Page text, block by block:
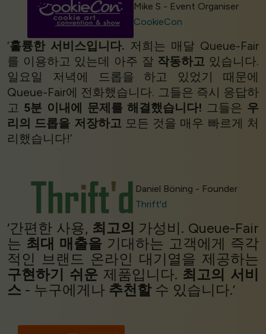
Mike S - Event Organiser
CookieCon
‘훌륭한 서비스입니다. 저희는 매달 Queue-Fair
를 이용하고 있는데 아주 잘 작동하고 있습니다.
일요일 저녁에 드롭을 하고 있었기 때문에
Queue-Fair에 전화했습니다. 그들은 즉시 응답하
고 5분 이내에 문제를 해결했습니다! 그들은 우
리의 드롭을 저장하고 모든 것을 매우 빠르게 처
리했습니다!’
Daniel Böning - Founder
Thrift'd
‘간편한 사용, 최고의 가성비. Queue-Fair
는 최대 매출을 기대하는 고객에게 즉각
적인 브랜드 온라인 대기열을 제공하는
구현하기 쉬운 제품입니다. 최고의 서비
스 - 누구에게나 추천할수 있습니다.’